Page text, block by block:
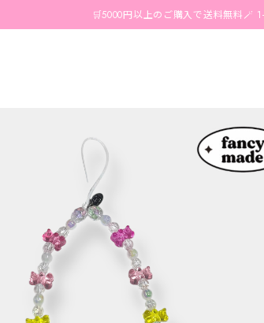
🛒5000円以上のご購入で送料無料🪄 1-3営業